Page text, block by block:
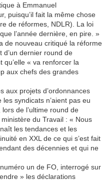
à Emmanuel
puisqu’il fait la même chose
de réformes, NDLR). La loi
l’année dernière, en pire. »
de nouveau critiqué la réforme
d’un dernier round de
« va renforcer la
aux chefs des grandes
aux projets d’ordonnances
syndicats n’aient pas eu
de l’ultime round de
du Travail : « Nous
les tendances et les
en XXL de ce qui s’est fait
des décennies et qui ne
un de FO, interrogé sur
» les déclarations